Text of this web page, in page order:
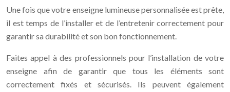
Une fois que votre enseigne lumineuse personnalisée est prête,
il est temps de l’installer et de l’entretenir correctement pour
garantir sa durabilité et son bon fonctionnement.
Faites appel à des professionnels pour l’installation de votre
enseigne afin de garantir que tous les éléments sont
correctement fixés et sécurisés. Ils peuvent également